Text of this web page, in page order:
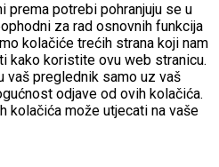
prema potrebi pohranjuju se u
za rad osnovnih funkcija
kolačiće trećih strana koji nam
kako koristite ovu web stranicu.
vaš preglednik samo uz vaš
odjave od ovih kolačića.
kolačića može utjecati na vaše